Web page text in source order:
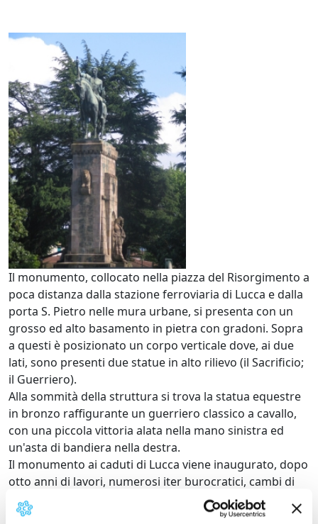
Il monumento, collocato nella piazza del Risorgimento a
poca distanza dalla stazione ferroviaria di Lucca e dalla
porta S. Pietro nelle mura urbane, si presenta con un
grosso ed alto basamento in pietra con gradoni. Sopra
a questi è posizionato un corpo verticale dove, ai due
lati, sono presenti due statue in alto rilievo (il Sacrificio;
il Guerriero).
Alla sommità della struttura si trova la statua equestre
in bronzo raffigurante un guerriero classico a cavallo,
con una piccola vittoria alata nella mano sinistra ed
un'asta di bandiera nella destra.
Il monumento ai caduti di Lucca viene inaugurato, dopo
otto anni di lavori, numerosi iter burocratici, cambi di
bozzetto e divergenze sulla collocazione, nel 1930 alla
presenza del re.